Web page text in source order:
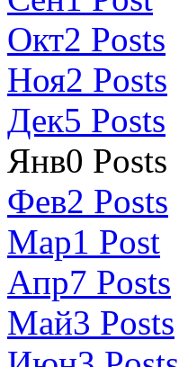
Окт2 Posts
Ноя2 Posts
Дек5 Posts
Янв0 Posts
Фев2 Posts
Мар1 Post
Апр7 Posts
Май3 Posts